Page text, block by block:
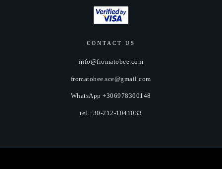
CONTACT US
info@fromatobee.com
fromatobee.sce@gmail.com
WhatsApp +306978300148
tel.+30-212-1041033